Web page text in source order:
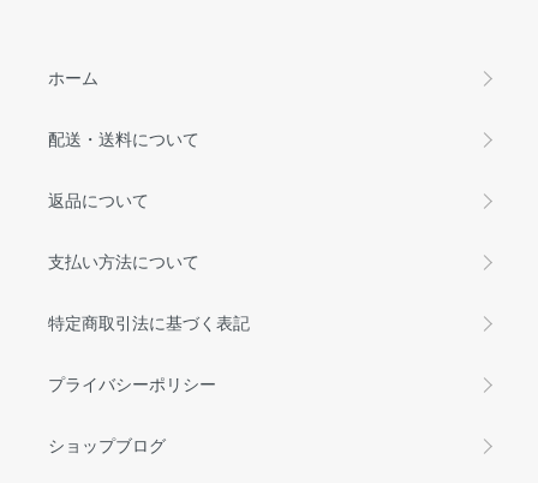
ホーム
配送・送料について
返品について
支払い方法について
特定商取引法に基づく表記
プライバシーポリシー
ショップブログ